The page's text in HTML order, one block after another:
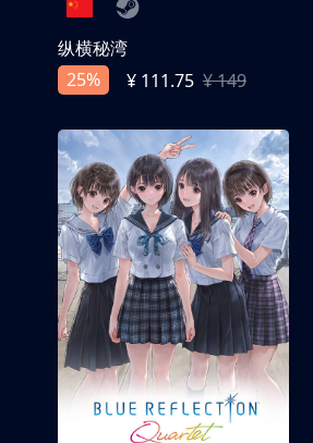
纵横秘湾
25%
¥ 111.75 ¥ 149